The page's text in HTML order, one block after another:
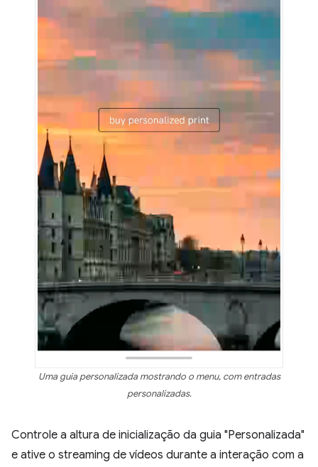
Uma guia personalizada mostrando o menu, com entradas
personalizadas.
Controle a altura de inicialização da guia "Personalizada"
e ative o streaming de vídeos durante a interação com a